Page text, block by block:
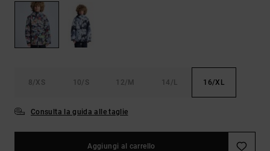
risposte
alle
domande
più
modulo di
Consulta
8/XS 10/S 12/M 14/L 16/XL
Consulta la guida alle taglie
Aggiungi al carrello